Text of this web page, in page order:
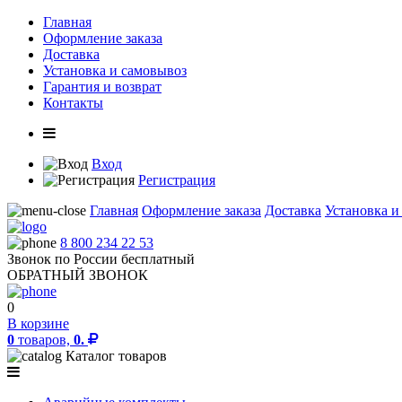
Главная
Оформление заказа
Доставка
Установка и самовывоз
Гарантия и возврат
Контакты
Вход
Регистрация
Главная Оформление заказа Доставка Установка
8 800 234 22 53
Звонок по России бесплатный
ОБРАТНЫЙ ЗВОНОК
0
В корзине
0 товаров, 0.
Каталог товаров